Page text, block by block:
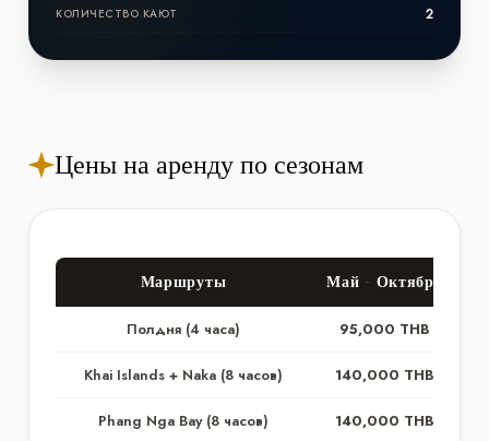
КОЛИЧЕСТВО КАЮТ 2
Цены на аренду по сезонам
Маршруты Май - Октябрь
Полдня (4 часа) 95,000 THB
Khai Islands + Naka (8 часов) 140,000 THB
Phang Nga Bay (8 часов) 140,000 THB